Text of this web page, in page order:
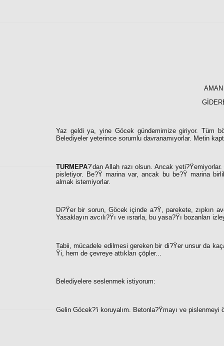
Yaz geldi ya, yine Göcek gündemimize giriyor. Tüm
Belediyeler yeterince sorumlu davranamıyorlar. Metin
TURMEPA?’dan Allah razı olsun. Ancak
pisletiyor. Be?Ÿ marina var, ancak bu be?Ÿ marina
almak istemiyorlar.
Di?Ÿer bir sorun, Göcek içinde a?Ÿ, parekete, zıpkın
Yasaklayın avcılı?Ÿı ve ısrarla, bu yasa?Ÿı bozanları
Tabii, mücadele edilmesi gereken bir di?Ÿer unsur da
Ÿi, hem de çevreye attıkları çöpler...
Belediyelere seslenmek istiyorum:
Gelin Göcek?’i koruyalım. Betonla?Ÿmayı ve pislenmeyi